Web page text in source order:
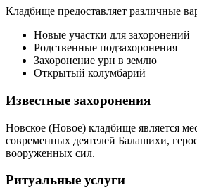
Кладбище предоставляет различные
Новые участки для захоронений
Родственные подзахоронения
Захоронение урн в землю
Открытый колумбарий
Известные захоронения
Новское (Новое) кладбище является
современных деятелей Балашихи,
вооруженных сил.
Ритуальные услуги